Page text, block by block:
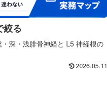
絞る
深・浅腓骨神経と L5 神経根の
2026.05.11